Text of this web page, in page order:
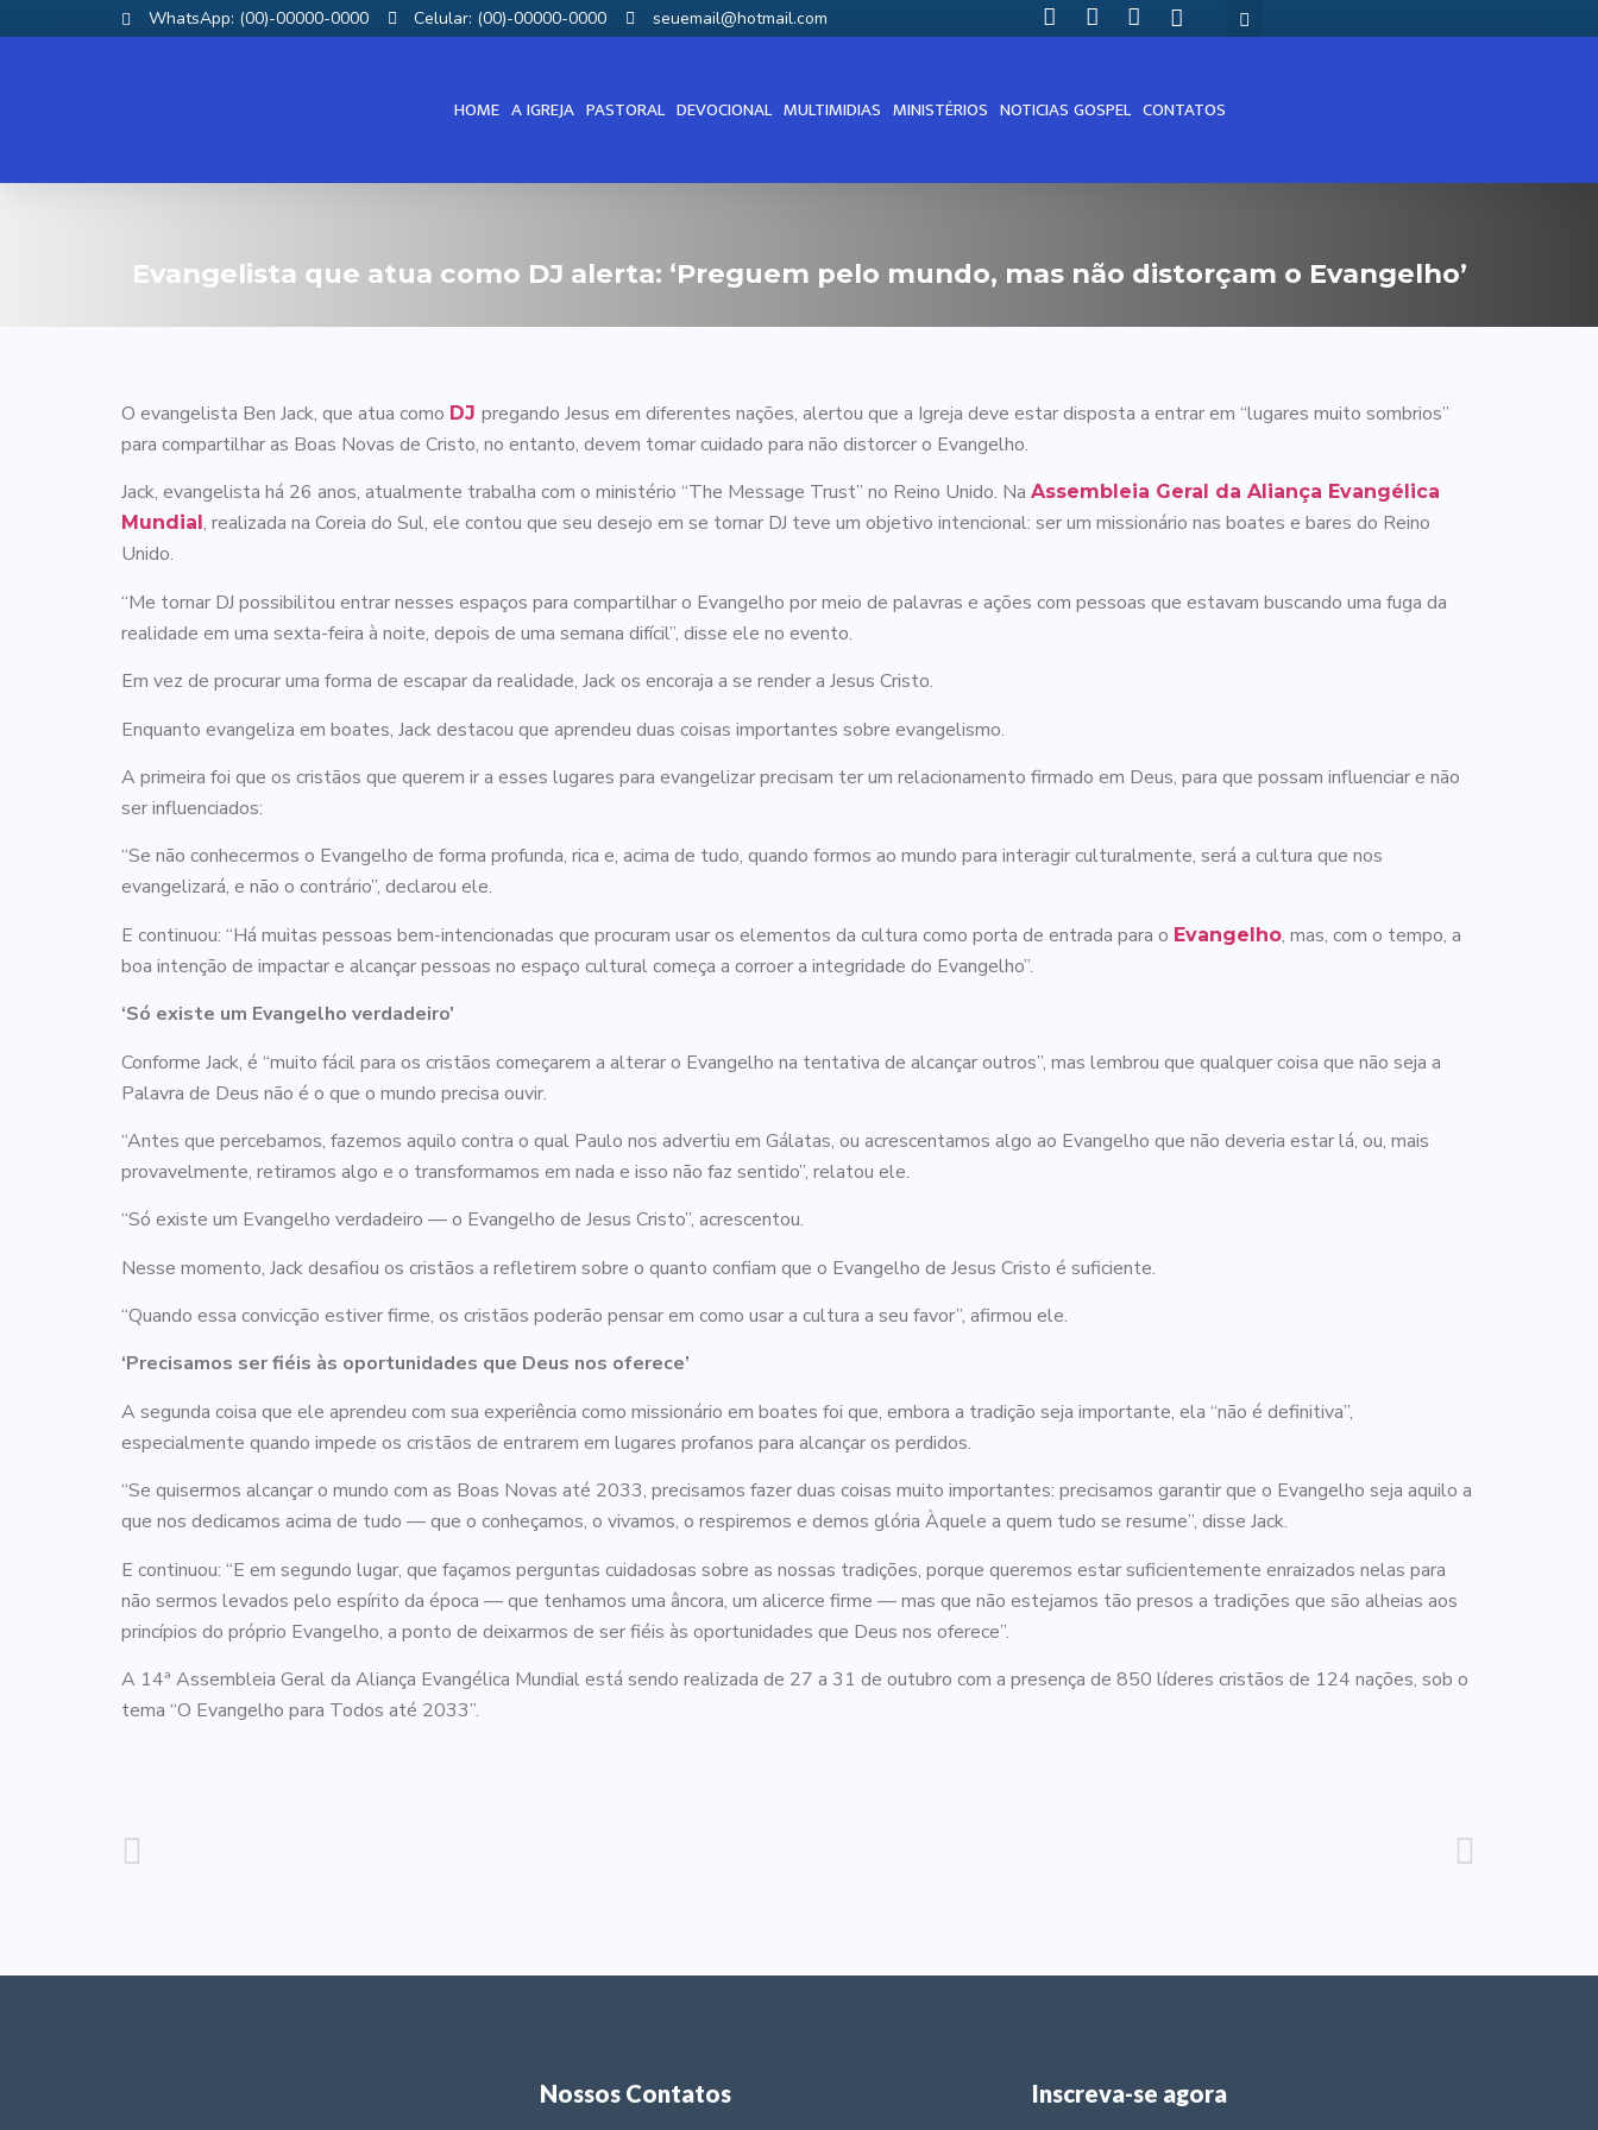
WhatsApp: (00)-00000-0000 Celular: (00)-00000-0000 seuemail@hotmail.com
HOME A IGREJA PASTORAL DEVOCIONAL MULTIMIDIAS MINISTÉRIOS NOTICIAS GOSPEL CONTATOS
Evangelista que atua como DJ alerta: ‘Preguem pelo mundo, mas não distorçam o Evangelho’
O evangelista Ben Jack, que atua como DJ pregando Jesus em diferentes nações, alertou que a Igreja deve estar disposta a entrar em “lugares muito sombrios”
para compartilhar as Boas Novas de Cristo, no entanto, devem tomar cuidado para não distorcer o Evangelho.
Jack, evangelista há 26 anos, atualmente trabalha com o ministério “The Message Trust” no Reino Unido. Na Assembleia Geral da Aliança Evangélica
Mundial , realizada na Coreia do Sul, ele contou que seu desejo em se tornar DJ teve um objetivo intencional: ser um missionário nas boates e bares do Reino
Unido.
“Me tornar DJ possibilitou entrar nesses espaços para compartilhar o Evangelho por meio de palavras e ações com pessoas que estavam buscando uma fuga da
realidade em uma sexta-feira à noite, depois de uma semana difícil”, disse ele no evento.
Em vez de procurar uma forma de escapar da realidade, Jack os encoraja a se render a Jesus Cristo.
Enquanto evangeliza em boates, Jack destacou que aprendeu duas coisas importantes sobre evangelismo.
A primeira foi que os cristãos que querem ir a esses lugares para evangelizar precisam ter um relacionamento firmado em Deus, para que possam influenciar e não
ser influenciados:
“Se não conhecermos o Evangelho de forma profunda, rica e, acima de tudo, quando formos ao mundo para interagir culturalmente, será a cultura que nos
evangelizará, e não o contrário”, declarou ele.
E continuou: “Há muitas pessoas bem-intencionadas que procuram usar os elementos da cultura como porta de entrada para o Evangelho, mas, com o tempo, a
boa intenção de impactar e alcançar pessoas no espaço cultural começa a corroer a integridade do Evangelho”.
‘Só existe um Evangelho verdadeiro’
Conforme Jack, é “muito fácil para os cristãos começarem a alterar o Evangelho na tentativa de alcançar outros”, mas lembrou que qualquer coisa que não seja a
Palavra de Deus não é o que o mundo precisa ouvir.
“Antes que percebamos, fazemos aquilo contra o qual Paulo nos advertiu em Gálatas, ou acrescentamos algo ao Evangelho que não deveria estar lá, ou, mais
provavelmente, retiramos algo e o transformamos em nada e isso não faz sentido”, relatou ele.
“Só existe um Evangelho verdadeiro — o Evangelho de Jesus Cristo”, acrescentou.
Nesse momento, Jack desafiou os cristãos a refletirem sobre o quanto confiam que o Evangelho de Jesus Cristo é suficiente.
“Quando essa convicção estiver firme, os cristãos poderão pensar em como usar a cultura a seu favor”, afirmou ele.
‘Precisamos ser fiéis às oportunidades que Deus nos oferece’
A segunda coisa que ele aprendeu com sua experiência como missionário em boates foi que, embora a tradição seja importante, ela “não é definitiva”,
especialmente quando impede os cristãos de entrarem em lugares profanos para alcançar os perdidos.
“Se quisermos alcançar o mundo com as Boas Novas até 2033, precisamos fazer duas coisas muito importantes: precisamos garantir que o Evangelho seja aquilo a
que nos dedicamos acima de tudo — que o conheçamos, o vivamos, o respiremos e demos glória Àquele a quem tudo se resume”, disse Jack.
E continuou: “E em segundo lugar, que façamos perguntas cuidadosas sobre as nossas tradições, porque queremos estar suficientemente enraizados nelas para
não sermos levados pelo espírito da época — que tenhamos uma âncora, um alicerce firme — mas que não estejamos tão presos a tradições que são alheias aos
princípios do próprio Evangelho, a ponto de deixarmos de ser fiéis às oportunidades que Deus nos oferece”.
A 14ª Assembleia Geral da Aliança Evangélica Mundial está sendo realizada de 27 a 31 de outubro com a presença de 850 líderes cristãos de 124 nações, sob o
tema “O Evangelho para Todos até 2033”.
Nossos Contatos Inscreva-se agora